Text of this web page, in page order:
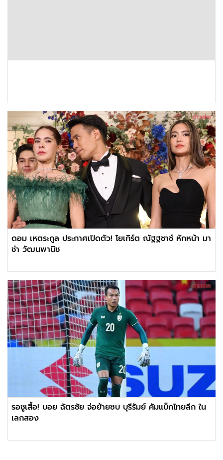
ดอม เหตระกูล ประกาศเปิดตัว! โยเกิร์ต ณัฐฐชาช์ หักหน้า มา
ช่า วัฒนพานิช
รอชูเสื้อ! บอย ฉัตรชัย จ่อย้ายซบ บุรีรัมย์ คัมแบ็กไทยลีก ใน
เลกสอง